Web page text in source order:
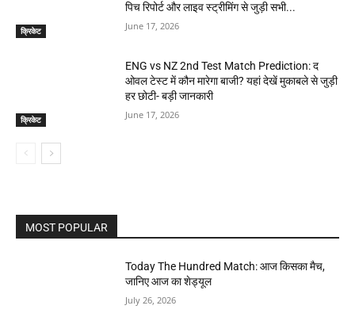
क्रिकेट
पिच रिपोर्ट और लाइव स्ट्रीमिंग से जुड़ी सभी...
June 17, 2026
क्रिकेट
ENG vs NZ 2nd Test Match Prediction: द
ओवल टेस्ट में कौन मारेगा बाजी? यहां देखें मुकाबले से जुड़ी
हर छोटी- बड़ी जानकारी
June 17, 2026
MOST POPULAR
Today The Hundred Match: आज किसका मैच,
जानिए आज का शेड्यूल
July 26, 2026